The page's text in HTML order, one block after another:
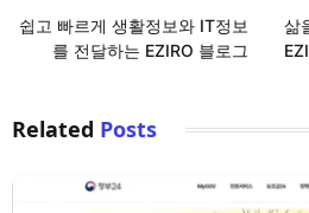
쉽고 빠르게 생활정보와 IT정보
를 전달하는 EZIRO 블로그
삶
Related Posts